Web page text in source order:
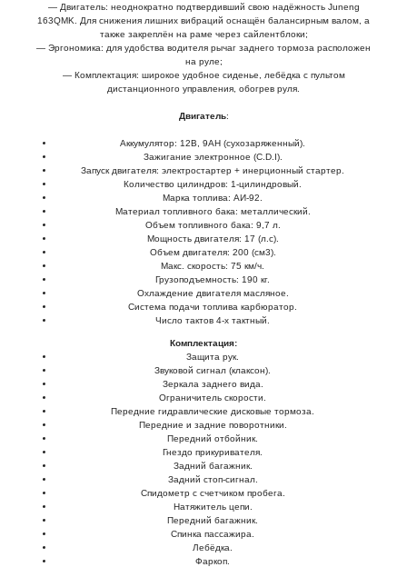
— Двигатель: неоднократно подтвердивший свою надёжность Juneng
163QMK. Для снижения лишних вибраций оснащён балансирным валом, а
также закреплён на раме через сайлентблоки;
— Эргономика: для удобства водителя рычаг заднего тормоза расположен
на руле;
— Комплектация: широкое удобное сиденье, лебёдка с пультом
дистанционного управления, обогрев руля.
Двигатель:
Аккумулятор: 12В, 9AH (сухозаряженный).
Зажигание электронное (C.D.I).
Запуск двигателя: электростартер + инерционный стартер.
Количество цилиндров: 1-цилиндровый.
Марка топлива: АИ-92.
Материал топливного бака: металлический.
Объем топливного бака: 9,7 л.
Мощность двигателя: 17 (л.с).
Объем двигателя: 200 (см3).
Макс. скорость: 75 км/ч.
Грузоподъемность: 190 кг.
Охлаждение двигателя масляное.
Система подачи топлива карбюратор.
Число тактов 4-х тактный.
Комплектация:
Защита рук.
Звуковой сигнал (клаксон).
Зеркала заднего вида.
Ограничитель скорости.
Передние гидравлические дисковые тормоза.
Передние и задние поворотники.
Передний отбойник.
Гнездо прикуривателя.
Задний багажник.
Задний стоп-сигнал.
Спидометр с счетчиком пробега.
Натяжитель цепи.
Передний багажник.
Спинка пассажира.
Лебёдка.
Фаркоп.